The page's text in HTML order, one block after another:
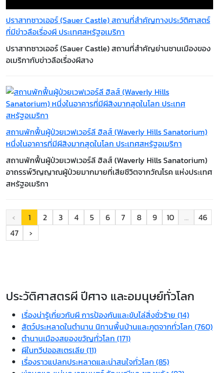
ปราสาทซาวเออร์ (Sauer Castle) สถานที่สำคัญทางประวัติศาสตร์
ที่มีข่าวลือเรื่องผี ประเทศสหรัฐอเมริกา
​​​​​​​ปราสาทซาวเออร์ (Sauer Castle) สถานที่สำคัญย่านชานเมืองของ
อเมริกากับข่าวลือเรื่องผีสาง
สถานพักฟื้นผู้ป่วยเวฟเวอร์ลี ฮิลส์ (Waverly Hills Sanatorium)
หนึ่งในอาคารที่มีผีสิงมากสุดในโลก ประเทศสหรัฐอเมริกา
​​​​​​​สถานพักฟื้นผู้ป่วยเวฟเวอร์ลี ฮิลส์ (Waverly Hills Sanatorium)
อาถรรพ์วิญญาณผู้ป่วยมากมายที่เสียชีวิตจากวัณโรค แห่งประเทศ
สหรัฐอเมริกา
‹ 1 2 3 4 5 6 7 8 9 10 ...
46
47
›
ประวัติศาสตรผี ปีศาจ และอมนุษย์ทั่วโลก
เรื่องน่ารู้เกี่ยวกับผี การป้องกันและขับไล่สิ่งชั่วร้าย (14)
สัตว์ประหลาดในตำนาน นิทานพื้นบ้านและภูตจากทั่วโลก (760)
ตำนานเมืองสยองขวัญทั่วโลก (171)
ผีในทวีปออสเตรเลีย (11)
เรื่องราวแปลกประหลาดและน่าสนใจทั่วโลก (85)